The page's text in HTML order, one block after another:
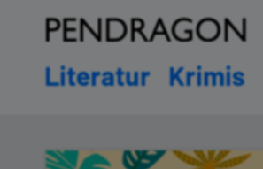
Literatur Krimis